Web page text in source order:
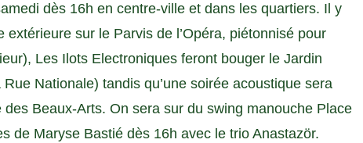
dès 16h en centre-ville et dans les quartiers. Il y
sur le Parvis de l’Opéra, piétonnisé pour
Les Ilots Electroniques feront bouger le Jardin
Nationale) tandis qu’une soirée acoustique sera
Beaux-Arts. On sera sur du swing manouche Place
de Maryse Bastié dès 16h avec le trio Anastazör.